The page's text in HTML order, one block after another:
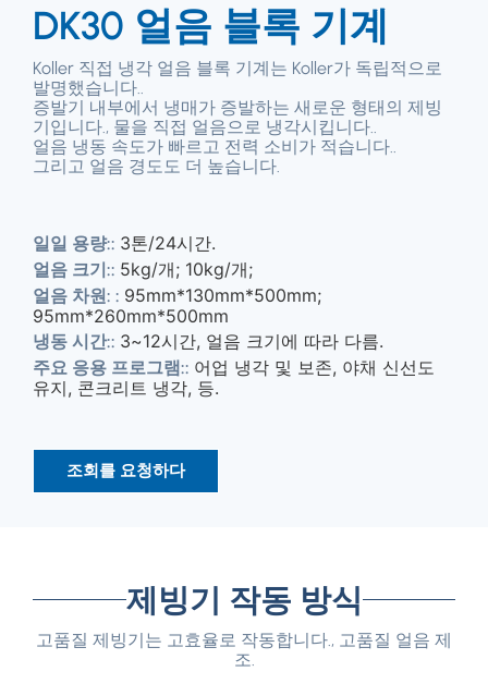
DK30 얼음 블록 기계
Koller 직접 냉각 얼음 블록 기계는 Koller가 독립적으로
발명했습니다..
증발기 내부에서 냉매가 증발하는 새로운 형태의 제빙
기입니다., 물을 직접 얼음으로 냉각시킵니다..
얼음 냉동 속도가 빠르고 전력 소비가 적습니다..
그리고 얼음 경도도 더 높습니다.
일일 용량:: 3톤/24시간.
얼음 크기:: 5kg/개; 10kg/개;
얼음 차원: : 95mm*130mm*500mm;
95mm*260mm*500mm
냉동 시간:: 3~12시간, 얼음 크기에 따라 다름.
주요 응용 프로그램:: 어업 냉각 및 보존, 야채 신선도
유지, 콘크리트 냉각, 등.
조회를 요청하다
제빙기 작동 방식
고품질 제빙기는 고효율로 작동합니다., 고품질 얼음 제
조.